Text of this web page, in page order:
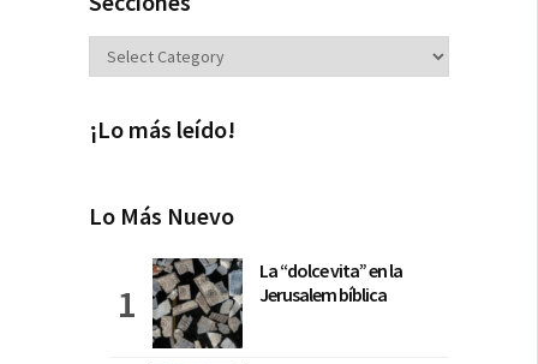
Secciones
¡Lo más leído!
Lo Más Nuevo
La “dolce vita” en la
Jerusalem bíblica